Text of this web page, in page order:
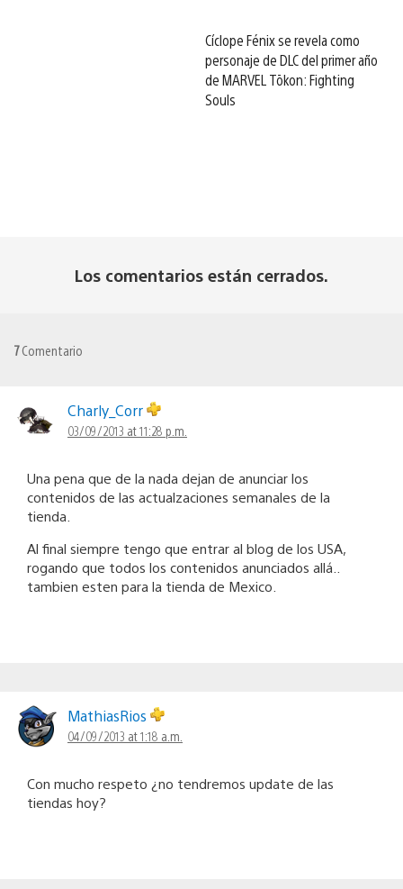
Cíclope Fénix se revela como
personaje de DLC del primer año
de MARVEL Tōkon: Fighting
Souls
Los comentarios están cerrados.
7Comentario
Charly_Corr
03/09/2013 at 11:28 p.m.
Una pena que de la nada dejan de anunciar los
contenidos de las actualzaciones semanales de la
tienda.
Al final siempre tengo que entrar al blog de los USA,
rogando que todos los contenidos anunciados allá..
tambien esten para la tienda de Mexico.
MathiasRios
04/09/2013 at 1:18 a.m.
Con mucho respeto ¿no tendremos update de las
tiendas hoy?